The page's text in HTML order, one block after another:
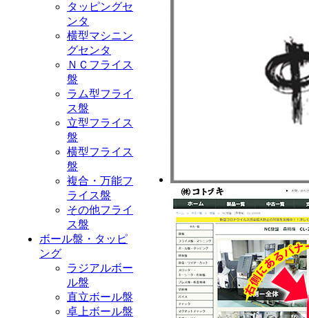
タッピングセ
ンタ
横型マシニン
グセンタ
ＮＣフライス
盤
ラム型フライ
ス盤
立型フライス
盤
横型フライス
盤
複合・万能フ
ライス盤
その他フライ
ス盤
ボール盤・タッピ
ング
ラジアルボー
ル盤
直立ボール盤
卓上ボール盤